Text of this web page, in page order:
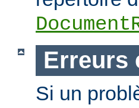
Erreurs
Si un